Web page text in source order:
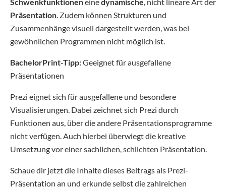
Schwenkfunktioneneinedynamische, nicht lineare Art der
Präsentation. Zudem können Strukturen und
Zusammenhänge visuell dargestellt werden, was bei
gewöhnlichen Programmen nicht möglich ist.
BachelorPrint-Tipp:Geeignet für ausgefallene
Präsentationen
Prezi eignet sich für ausgefallene und besondere
Visualisierungen. Dabei zeichnet sich Prezi durch
Funktionen aus, über die andere Präsentationsprogramme
nicht verfügen. Auch hierbei überwiegt die kreative
Umsetzung vor einer sachlichen, schlichten Präsentation.
Schaue dir jetzt die Inhalte dieses Beitrags als Prezi-
Präsentation an und erkunde selbst die zahlreichen